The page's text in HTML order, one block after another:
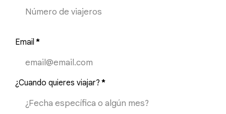
Email *
¿Cuando quieres viajar? *